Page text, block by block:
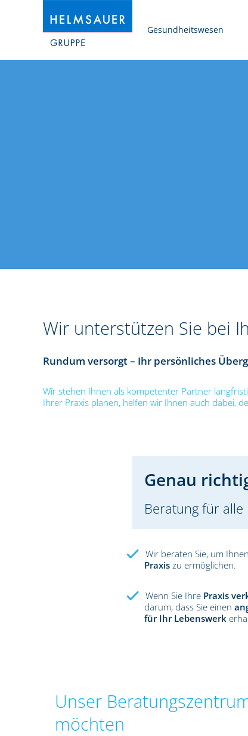
Gesundheitswesen
Wir unterstützen Sie bei
Rundum versorgt – Ihr persönliches
Wir stehen Ihnen als kompetenter Partner
Ihrer Praxis planen, helfen wir Ihnen auch dabei,
Genau
Beratung für alle
Wir beraten Sie, um
Praxis zu ermöglichen.
Wenn Sie Ihre Praxis
darum, dass Sie einen
für Ihr Lebenswerk
Unser
möchten